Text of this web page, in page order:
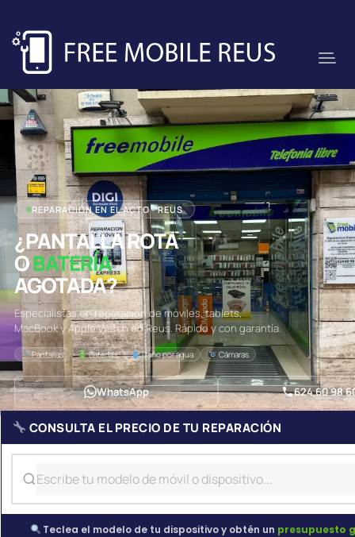
REPARACIÓN EN EL ACTO · REUS
¿PANTALLA ROTA
OBATERÍA
AGOTADA?
Especialistas en reparación de móviles, tablets,
MacBook y Apple Watch en Reus. Rápido y con garantía.
Pantallas Baterías Daño por agua Cámaras
WhatsApp 624 60 98
CONSULTA EL PRECIO DE TU REPARACIÓN
Teclea el modelo de tu dispositivo y obtén un presupuesto